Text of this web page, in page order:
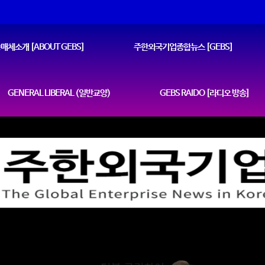
체소개 [ABOUT GEBS] 주한외국기업종합뉴스 [GEBS]
GENERAL LIBERAL (일반교양) GEBS RAIDO [라디오 방송]